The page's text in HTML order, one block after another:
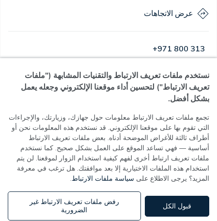
عرض الاتجاهات
+971 800 313
مفتوح · مفتوح اليوم, 24 ساعة
MOH License No - 7VL60HU3
سياسة الخصوصية
شروط الاستخدام
سياسة ملفات تعريف الارتباط
إعدادات ملفات تعريف الارتباط
نستخدم ملفات تعريف الارتباط والتقنيات المشابهة ("ملفات
تعريف الارتباط") لتحسين أداء موقعنا الإلكتروني وجعله يعمل
بشكل أفضل.
تجمع ملفات تعريف الارتباط معلومات حول جهازك، وزيارتك، والإجراءات
التي تقوم بها على موقعنا الإلكتروني. قد نستخدم هذه المعلومات نحن أو
أطراف ثالثة للأغراض الموضحة أدناه. بعض ملفات تعريف الارتباط
أساسية — فهي تساعد الموقع على العمل بشكل صحيح. كما نستخدم
ملفات تعريف ارتباط أخرى لفهم كيفية استخدام الزوار لموقعنا. لن يتم
استخدام هذه الملفات الاختيارية إلا بعد موافقتك. هل ترغب في معرفة
المزيد؟ يرجى الاطلاع على سياسة ملفات الارتباط.
قبول الكل
رفض ملفات تعريف الارتباط غير
الضرورية